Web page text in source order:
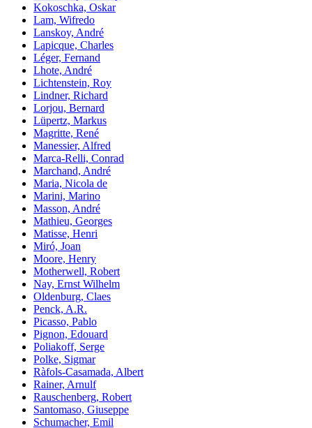
Kokoschka, Oskar
Lam, Wifredo
Lanskoy, André
Lapicque, Charles
Léger, Fernand
Lhote, André
Lichtenstein, Roy
Lindner, Richard
Lorjou, Bernard
Lüpertz, Markus
Magritte, René
Manessier, Alfred
Marca-Relli, Conrad
Marchand, André
Maria, Nicola de
Marini, Marino
Masson, André
Mathieu, Georges
Matisse, Henri
Miró, Joan
Moore, Henry
Motherwell, Robert
Nay, Ernst Wilhelm
Oldenburg, Claes
Penck, A.R.
Picasso, Pablo
Pignon, Edouard
Poliakoff, Serge
Polke, Sigmar
Ràfols-Casamada, Albert
Rainer, Arnulf
Rauschenberg, Robert
Santomaso, Giuseppe
Schumacher, Emil